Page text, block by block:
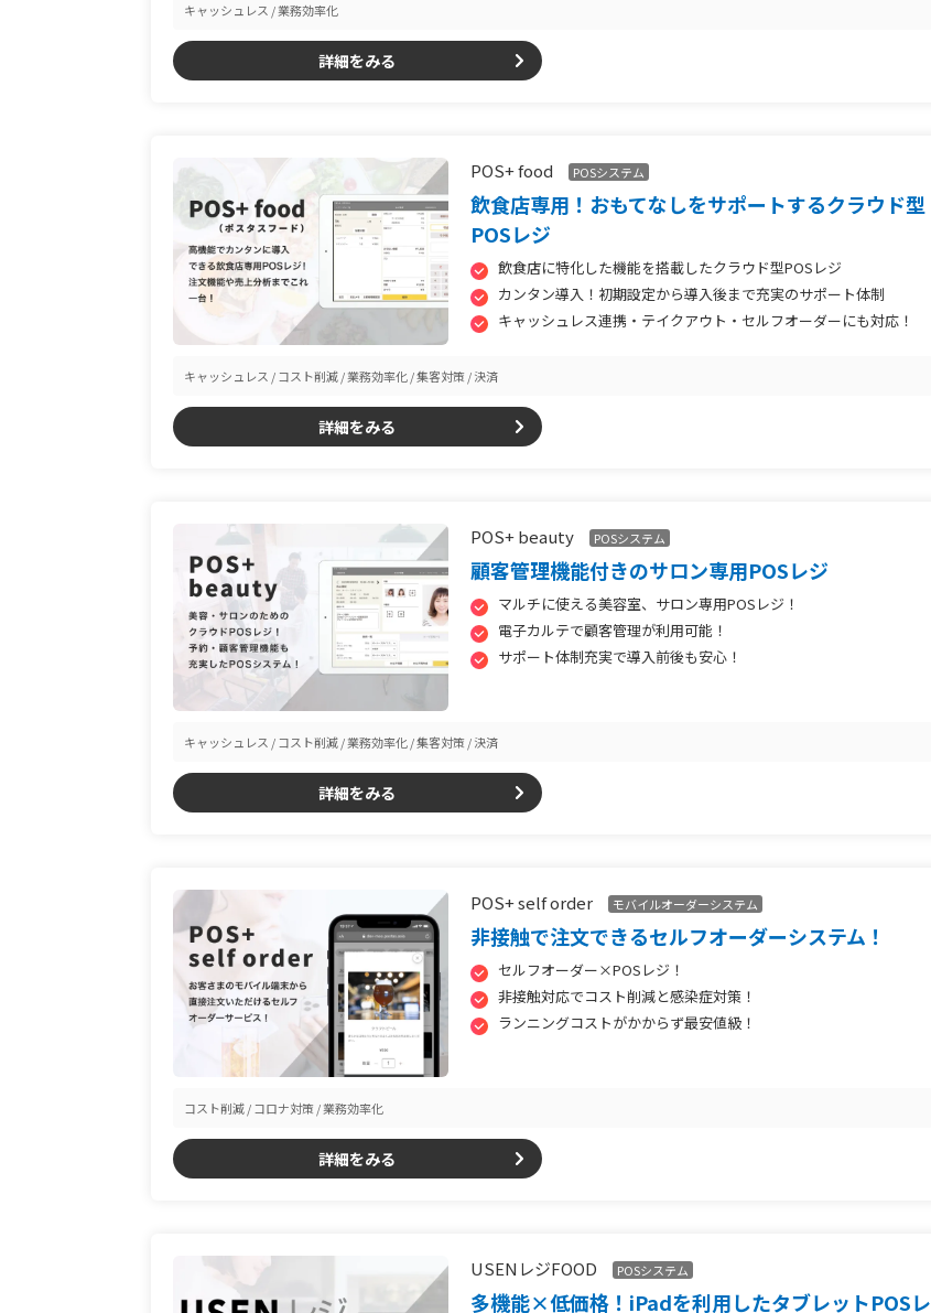
キャッシュレス 業務効率化
詳細をみる
POS+ food POSシステム
飲食店専用！おもてなしをサポートするクラウド型
POSレジ
飲食店に特化した機能を搭載したクラウド型POSレジ
カンタン導入！初期設定から導入後まで充実のサポート体制
キャッシュレス連携・テイクアウト・セルフオーダーにも対応！
キャッシュレス コスト削減 業務効率化 集客対策 決済
詳細をみる
POS+ beauty POSシステム
顧客管理機能付きのサロン専用POSレジ
マルチに使える美容室、サロン専用POSレジ！
電子カルテで顧客管理が利用可能！
サポート体制充実で導入前後も安心！
キャッシュレス コスト削減 業務効率化 集客対策 決済
詳細をみる
POS+ self order モバイルオーダーシステム
非接触で注文できるセルフオーダーシステム！
セルフオーダー×POSレジ！
非接触対応でコスト削減と感染症対策！
ランニングコストがかからず最安値級！
コスト削減 コロナ対策 業務効率化
詳細をみる
USENレジFOOD POSシステム
多機能×低価格！iPadを利用したタブレットPOSレ